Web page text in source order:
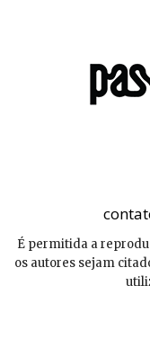
É permitida a
os autores sejam